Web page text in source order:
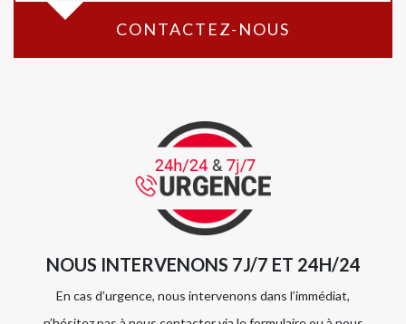
CONTACTEZ-NOUS
NOUS INTERVENONS 7J/7 ET 24H/24
En cas d’urgence, nous intervenons dans l’immédiat,